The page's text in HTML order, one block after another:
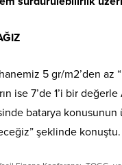
5 gr/m2’den az
ise 7’de 1’i bir
batarya
şeklinde konuştu.